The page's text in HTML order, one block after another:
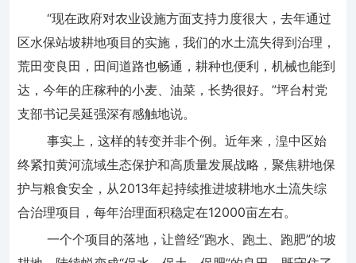
“现在政府对农业设施方面支持力度很大，去年通过
区水保站坡耕地项目的实施，我们的水土流失得到治理，
荒田变良田，田间道路也畅通，耕种也便利，机械也能到
达，今年的庄稼种的小麦、油菜，长势很好。”坪台村党
支部书记吴延强深有感触地说。
事实上，这样的转变并非个例。近年来，湟中区始
终紧扣黄河流域生态保护和高质量发展战略，聚焦耕地保
护与粮食安全，从2013年起持续推进坡耕地水土流失综
合治理项目，每年治理面积稳定在12000亩左右。
一个个项目的落地，让曾经“跑水、跑土、跑肥”的坡